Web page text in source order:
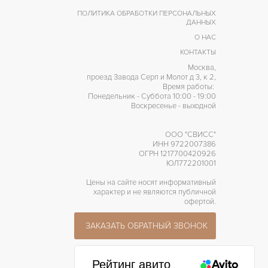
ПОЛИТИКА ОБРАБОТКИ ПЕРСОНАЛЬНЫХ
ДАННЫХ
О НАС
КОНТАКТЫ
Москва,
проезд Завода Серп и Молот д 3, к 2,
Время работы:
Понедельник - Суббота 10:00 - 19:00
Воскресенье - выходной
ООО "СВИСС"
ИНН 9722007386
ОГРН 1217700420926
ЮЛ772201001
Цены на сайте носят информативный
характер и не являются публичной
офертой.
ЗАКАЗАТЬ ОБРАТНЫЙ ЗВОНОК
Рейтинг авито